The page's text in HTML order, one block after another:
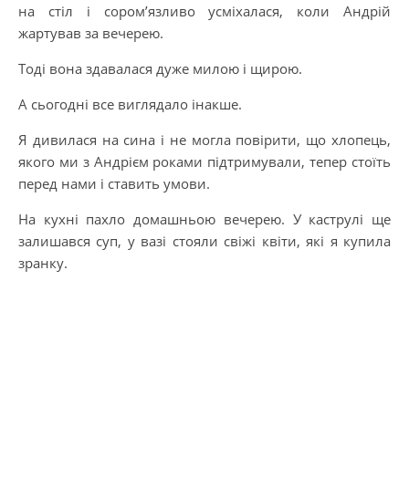
на стіл і сором’язливо усміхалася, коли Андрій
жартував за вечерею.
Тоді вона здавалася дуже милою і щирою.
А сьогодні все виглядало інакше.
Я дивилася на сина і не могла повірити, що хлопець,
якого ми з Андрієм роками підтримували, тепер стоїть
перед нами і ставить умови.
На кухні пахло домашньою вечерею. У каструлі ще
залишався суп, у вазі стояли свіжі квіти, які я купила
зранку.